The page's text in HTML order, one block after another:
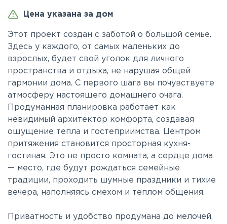
Цена указана за дом
Этот проект создан с заботой о большой семье.
Здесь у каждого, от самых маленьких до
взрослых, будет свой уголок для личного
пространства и отдыха, не нарушая общей
гармонии дома. С первого шага вы почувствуете
атмосферу настоящего домашнего очага.
Продуманная планировка работает как
невидимый архитектор комфорта, создавая
ощущение тепла и гостеприимства. Центром
притяжения становится просторная кухня-
гостиная. Это не просто комната, а сердце дома
— место, где будут рождаться семейные
традиции, проходить шумные праздники и тихие
вечера, наполняясь смехом и теплом общения.
Приватность и удобство продумана до мелочей.